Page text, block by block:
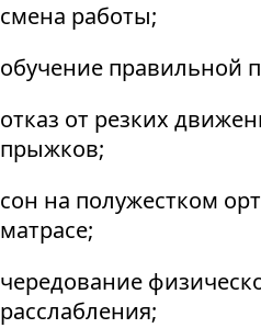
смена работы;
обучение правильной
отказ от резких
прыжков;
сон на полужестком
матрасе;
чередование
расслабления;